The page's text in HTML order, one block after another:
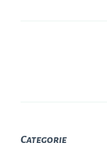
Categorie